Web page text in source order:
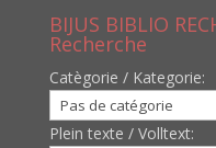
BIJUS BIBLIO
Recherche
Catègorie / Kategorie:
Plein texte / Volltext: